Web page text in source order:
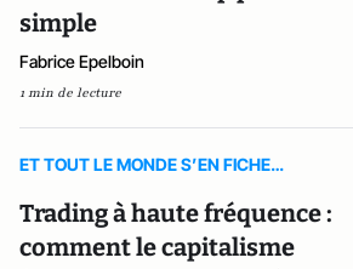
simple
Fabrice Epelboin
1 min de lecture
ET TOUT LE MONDE S’EN FICHE…
Trading à haute fréquence :
comment le capitalisme